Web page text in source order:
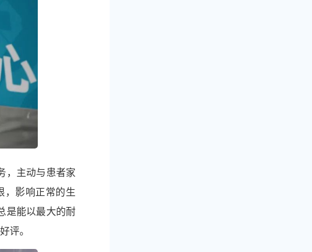
，主动与患者家
，影响正常的生
是能以最大的耐
评。